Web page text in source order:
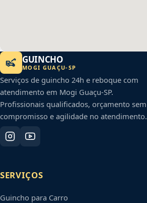
GUINCHO
MOGI GUAÇU-SP
Serviços de guincho 24h e reboque com
atendimento em Mogi Guaçu-SP.
Profissionais qualificados, orçamento sem
compromisso e agilidade no atendimento.
SERVIÇOS
Guincho para Carro